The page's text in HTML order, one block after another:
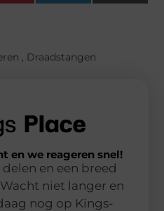
, Draadstangen
en we reageren snel!
en een breed
niet langer en
nog op Kings-